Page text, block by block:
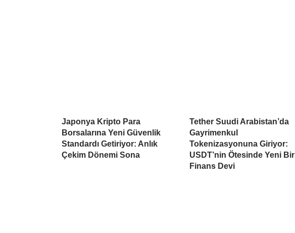
Japonya Kripto Para
Borsalarına Yeni Güvenlik
Standardı Getiriyor: Anlık
Çekim Dönemi Sona
Tether Suudi Arabistan’da
Gayrimenkul
Tokenizasyonuna Giriyor:
USDT’nin Ötesinde Yeni Bir
Finans Devi